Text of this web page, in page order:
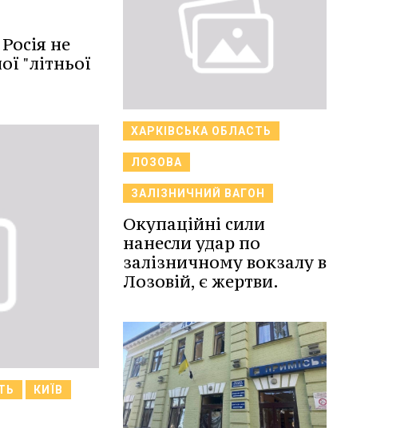
не
"літньої
КИЇВ
ХАРКІВСЬКА ОБЛАСТЬ
ЛОЗОВА
ЗАЛІЗНИЧНИЙ ВАГОН
Окупаційні сили
нанесли удар по
залізничному вокзалу в
Лозовій, є жертви.